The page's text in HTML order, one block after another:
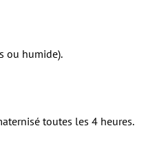
ou humide).
toutes les 4 heures.